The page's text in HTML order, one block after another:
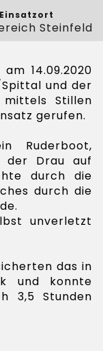
Einsatzort
Steinfeld
14.09.2020
und der
mittels Stillen
gerufen.
Ruderboot,
der Drau auf
durch die
durch die
unverletzt
das in
und konnte
3,5 Stunden